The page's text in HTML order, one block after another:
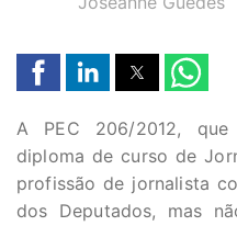
A PEC 206/2012,
diploma de curso de
profissão de jornalista
dos Deputados, mas